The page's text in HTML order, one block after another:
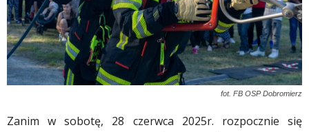
fot. FB OSP Dobromierz
Zanim w sobotę, 28 czerwca 2025r. rozpocznie się